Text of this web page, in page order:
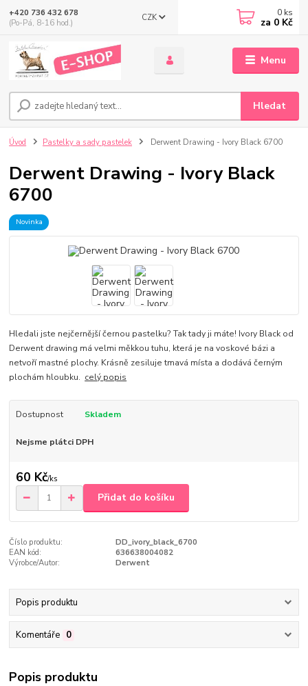
Menu
CZK
Hledat
+420 736 432 678
(Po-Pá, 8-16 hod.)
0 ks
za 0 Kč
Úvod Pastelky a sady pastelek Derwent Drawing - Ivory Black 6700
Derwent Drawing - Ivory Black
6700
Novinka
Hledali jste nejčernější černou pastelku? Tak tady ji máte! Ivory Black od
Derwent drawing má velmi měkkou tuhu, která je na voskové bázi a
netvoří mastné plochy. Krásně zesiluje tmavá místa a dodává černým
plochám hloubku. celý popis
Dostupnost Skladem
Nejsme plátci DPH
60 Kč/ks
Přidat do košíku
Číslo produktu:
DD_ivory_black_6700
EAN kód:
636638004082
Výrobce/Autor:
Derwent
Popis produktu
Komentáře 0
Popis produktu